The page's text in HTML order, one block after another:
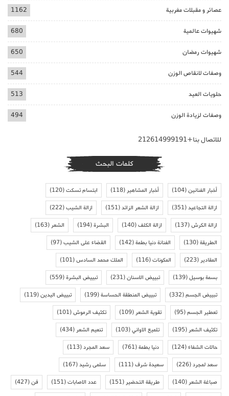
عصائر و مقبلات مغربية 1162
شهيوات عالمية 680
شهيوات رمضان 650
وصفات لانقاص الوزن 544
حلويات العيد 513
وصفات لزيادة الوزن 494
للاتصال بنا+212614999191
كلمات البحث
أخبار الفنانين(104) أخبار المشاهير(118) ابتسام تسكت(120)
ازالة التجاعيد(351) ازالة الشعر الزائد(151) ازالة الشيب(222)
ازالة الكرش(137) ازالة الكلف(140) البشرة(194) الشعر(163)
الطريقة(130) الفنانة دنيا بطمة(142) القضاء على الشيب(97)
المقادير(223) المكونات(116) الملك محمد السادس(101)
بسمة بوسيل(139) تبييض الاسنان(231) تبييض البشرة(559)
تبييض الجسم(332) تبييض المنطقة الحساسة(199) تبييض اليدين(119)
تعطير الجسم(95) تقوية الشعر(109) تكثيف الرموش(101)
تكثيف الشعر(195) تلميع الاواني(103) تنعيم الشعر(434)
حالات الشفاء(124) دنيا بطمة(761) سعد المجرد(113)
سعد لمجرد(226) سعيدة شرف(111) سلمى رشيد(167)
صباغة الشعر(140) طريقة التحضير(151) عدد الاصابات(151) فن(427)